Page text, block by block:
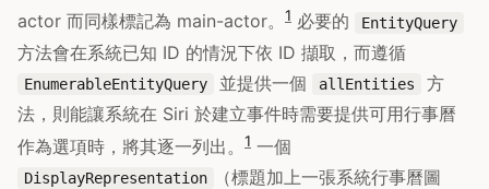
actor 而同樣標記為 main-actor。
1 必要的 EntityQuery
方法會在系統已知 ID 的情況下依 ID 擷取，而遵循
EnumerableEntityQuery 並提供一個 allEntities
方
法，則能讓系統在 Siri 於建立事件時需要提供可用行事曆
作為選項時，將其逐一列出。
1 一個
DisplayRepresentation
（標題加上一張系統行事曆圖